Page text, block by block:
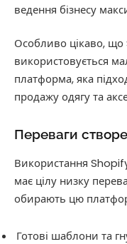
ведення бізнесу
Особливо цікаво, що
використовується
платформа, яка
продажу одягу та
Переваги
Використання
має цілу низку
обирають цю
Готові шаблони та